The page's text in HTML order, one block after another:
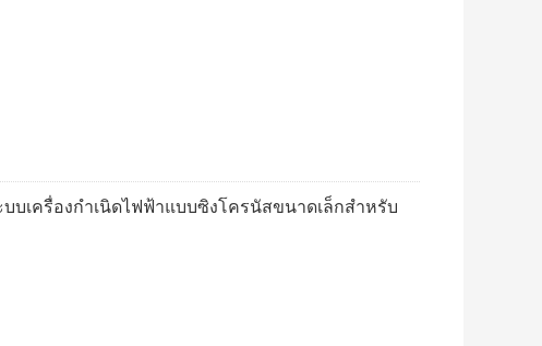
ะบบเครื่องกำเนิดไฟฟ้าแบบซิงโครนัสขนาดเล็กสำหรับ